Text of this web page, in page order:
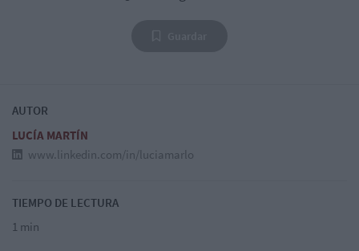
AUTOR
LUCÍA MARTÍN
www.linkedin.com/in/luciamarlo
TIEMPO DE LECTURA
1 min